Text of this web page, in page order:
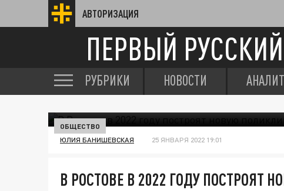
АВТОРИЗАЦИЯ
ПЕРВЫЙ РУССКИЙ
РУБРИКИ НОВОСТИ
ОБЩЕСТВО
ЮЛИЯ БАНИШЕВСКАЯ 25 ЯНВАРЯ 2022 19:01
В РОСТОВЕ В 2022 ГОДУ ПОСТРОЯТ